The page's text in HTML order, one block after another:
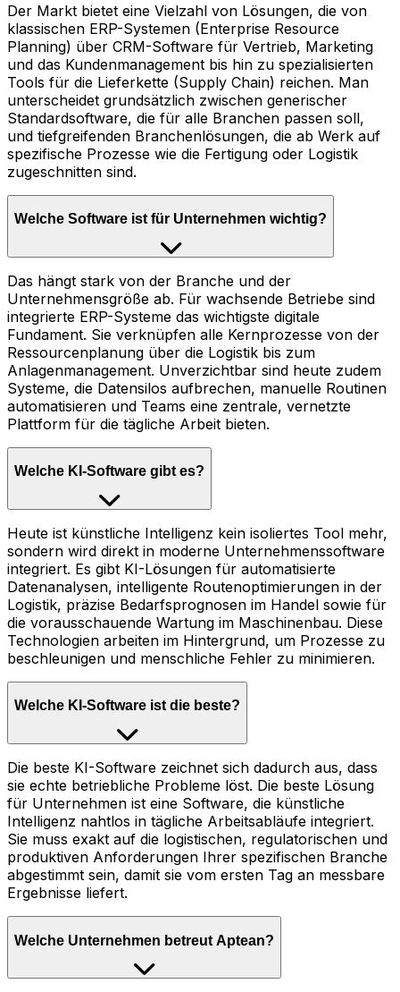
Der Markt bietet eine Vielzahl von Lösungen, die von
klassischen ERP-Systemen (Enterprise Resource
Planning) über CRM-Software für Vertrieb, Marketing
und das Kundenmanagement bis hin zu spezialisierten
Tools für die Lieferkette (Supply Chain) reichen. Man
unterscheidet grundsätzlich zwischen generischer
Standardsoftware, die für alle Branchen passen soll,
und tiefgreifenden Branchenlösungen, die ab Werk auf
spezifische Prozesse wie die Fertigung oder Logistik
zugeschnitten sind.
Welche Software ist für Unternehmen wichtig?
Das hängt stark von der Branche und der
Unternehmensgröße ab. Für wachsende Betriebe sind
integrierte ERP-Systeme das wichtigste digitale
Fundament. Sie verknüpfen alle Kernprozesse von der
Ressourcenplanung über die Logistik bis zum
Anlagenmanagement. Unverzichtbar sind heute zudem
Systeme, die Datensilos aufbrechen, manuelle Routinen
automatisieren und Teams eine zentrale, vernetzte
Plattform für die tägliche Arbeit bieten.
Welche KI-Software gibt es?
Heute ist künstliche Intelligenz kein isoliertes Tool mehr,
sondern wird direkt in moderne Unternehmenssoftware
integriert. Es gibt KI-Lösungen für automatisierte
Datenanalysen, intelligente Routenoptimierungen in der
Logistik, präzise Bedarfsprognosen im Handel sowie für
die vorausschauende Wartung im Maschinenbau. Diese
Technologien arbeiten im Hintergrund, um Prozesse zu
beschleunigen und menschliche Fehler zu minimieren.
Welche KI-Software ist die beste?
Die beste KI-Software zeichnet sich dadurch aus, dass
sie echte betriebliche Probleme löst. Die beste Lösung
für Unternehmen ist eine Software, die künstliche
Intelligenz nahtlos in tägliche Arbeitsabläufe integriert.
Sie muss exakt auf die logistischen, regulatorischen und
produktiven Anforderungen Ihrer spezifischen Branche
abgestimmt sein, damit sie vom ersten Tag an messbare
Ergebnisse liefert.
Welche Unternehmen betreut Aptean?